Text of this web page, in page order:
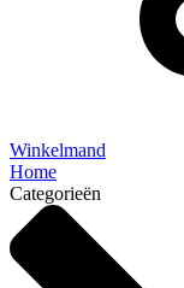
Winkelmand
Home
Categorieën